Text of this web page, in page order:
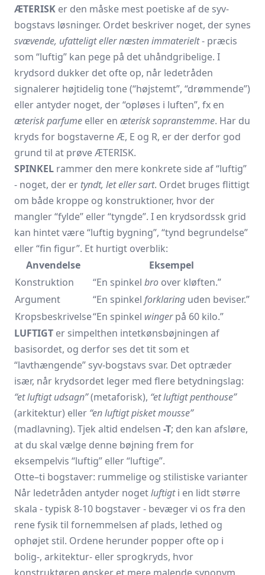
ÆTERISK er den måske mest poetiske af de syv-
bogstavs løsninger. Ordet beskriver noget, der synes
svævende, ufatteligt eller næsten immaterielt- præcis
som “luftig” kan pege på det uhåndgribelige. I
krydsord dukker det ofte op, når ledetråden
signalerer højtidelig tone (“højstemt”, “drømmende”)
eller antyder noget, der “opløses i luften”, fx en
æterisk parfume eller en æterisk sopranstemme. Har du
kryds for bogstaverne Æ, E og R, er der derfor god
grund til at prøve ÆTERISK.
SPINKEL rammer den mere konkrete side af “luftig”
- noget, der er tyndt, let eller sart. Ordet bruges flittigt
om både kroppe og konstruktioner, hvor der
mangler “fylde” eller “tyngde”. I en krydsordssk grid
kan hintet være “luftig bygning”, “tynd begrundelse”
eller “fin figur”. Et hurtigt overblik:
Anvendelse
Eksempel
Konstruktion
“En spinkel bro over kløften.”
Argument
“En spinkel forklaring uden beviser.”
Kropsbeskrivelse“En spinkel wingerpå 60 kilo.”
LUFTIGT er simpelthen intetkønsbøjningen af
basisordet, og derfor ses det tit som et
“lavthængende” syv-bogstavs svar. Det optræder
især, når krydsordet leger med flere betydningslag:
“et luftigt udsagn”(metaforisk), “et luftigt penthouse”
(arkitektur) eller “en luftigt pisket mousse”
(madlavning). Tjek altid endelsen -T; den kan afsløre,
at du skal vælge denne bøjning frem for
eksempelvis “luftig” eller “luftige”.
Otte–ti bogstaver: rummelige og stilistiske varianter
Når ledetråden antyder nogetluftigti en lidt større
skala - typisk 8-10 bogstaver - bevæger vi os fra den
rene fysik til fornemmelsen af plads, lethed og
ophøjet stil. Ordene herunder popper ofte op i
bolig-, arkitektur- eller sprogkryds, hvor